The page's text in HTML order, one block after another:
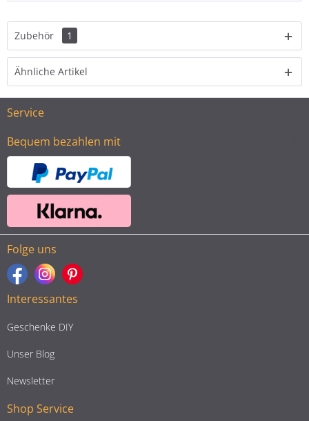
Zubehör 1
Ähnliche Artikel
Service
Bequem bezahlen mit
Folge uns
Interessantes
Geschenke DIY
Unser Blog
Newsletter
Shop Service